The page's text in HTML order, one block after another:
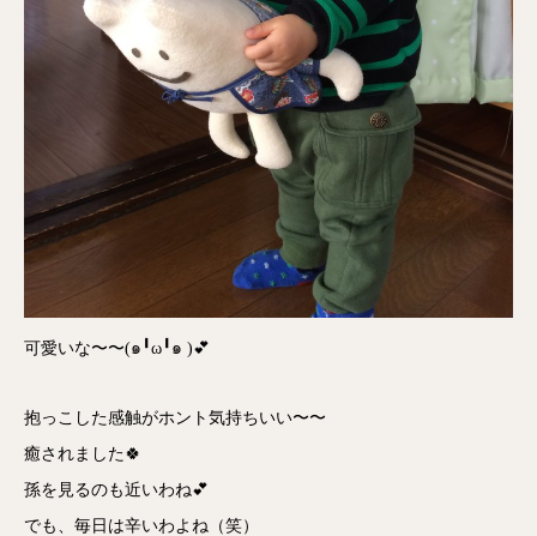
可愛いな〜〜(๑╹ω╹๑ )💕
抱っこした感触がホント気持ちいい〜〜
癒されました🍀
孫を見るのも近いわね💕
でも、毎日は辛いわよね（笑）